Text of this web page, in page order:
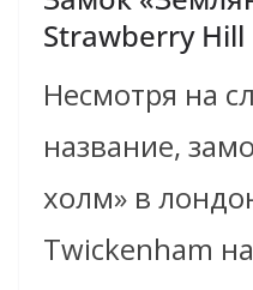
Strawberry Hill
Несмотря на
название,
холм» в
Twickenham